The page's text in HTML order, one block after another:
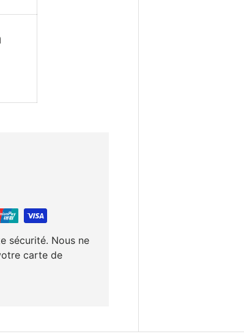
sécurité. Nous ne
carte de